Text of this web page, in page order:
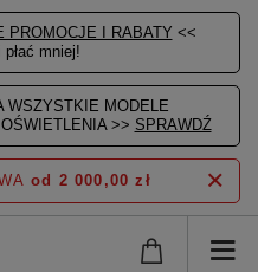
PROMOCJE I RABATY <<
mniej!
WSZYSTKIE MODELE
>> SPRAWDŹ
od 2 000,00 zł